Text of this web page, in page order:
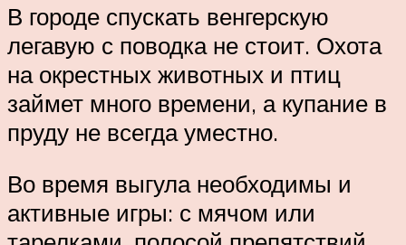
В городе спускать венгерскую
легавую с поводка не стоит. Охота
на окрестных животных и птиц
займет много времени, а купание в
пруду не всегда уместно.
Во время выгула необходимы и
активные игры: с мячом или